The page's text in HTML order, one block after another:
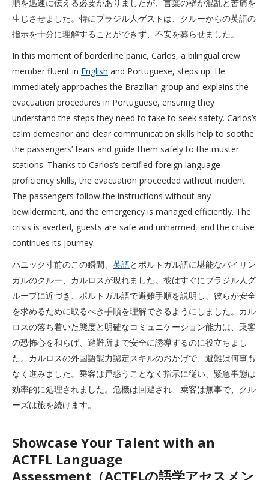
順を迅速に伝える必要がありましたが、言葉の壁が混乱と苦痛を
生じさせました。特にブラジル人ゲストは、クルーからの英語の
指示を十分に理解することができず、不安を募らせました。
In this moment of borderline panic, Carlos, a bilingual crew
member fluent in English and Portuguese, steps up. He
immediately approaches the Brazilian group and explains the
evacuation procedures in Portuguese, ensuring they
understand the steps they need to take to seek safety. Carlos’s
calm demeanor and clear communication skills help to soothe
the passengers’ fears and guide them safely to the muster
stations. Thanks to Carlos’s certified foreign language
proficiency skills, the evacuation proceeded without incident.
The passengers follow the instructions without any
bewilderment, and the emergency is managed efficiently. The
crisis is averted, guests are safe and unharmed, and the cruise
continues its journey.
パニック寸前のこの瞬間、 英語とポルトガル語に堪能なバイリン
ガルのクルー、カルロスが現れました。彼はすぐにブラジル人グ
ループに近づき、ポルトガル語で避難手順を説明し、彼らが安全
を求めるために取るべき手順を理解できるようにしました。カル
ロスの落ち着いた態度と明確なコミュニケーション能力は、乗客
の恐怖心を和らげ、避難所まで安全に誘導するのに役立ちまし
た。カルロスの外国語能力認定スキルのおかげで、避難は何事も
なく進みました。乗客は戸惑うことなく指示に従い、緊急事態は
効率的に処理されました。危機は回避され、乗客は無事で、クル
ーズは旅を続けます。
Showcase Your Talent with an
ACTFL Language
Assessment（ACTFLの語学アセスメン